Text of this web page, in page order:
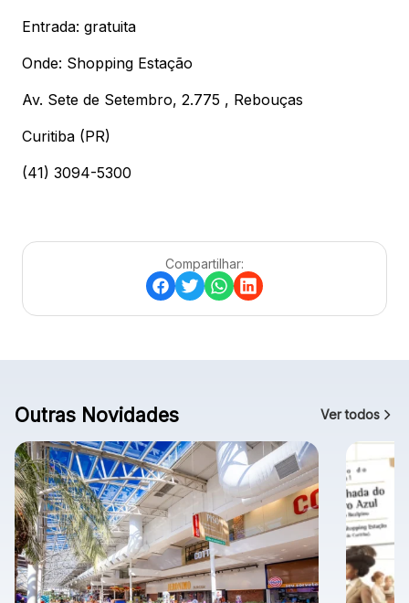
Entrada: gratuita
Onde: Shopping Estação
Av. Sete de Setembro, 2.775 , Rebouças
Curitiba (PR)
(41) 3094-5300
Compartilhar:
Outras Novidades Ver todos